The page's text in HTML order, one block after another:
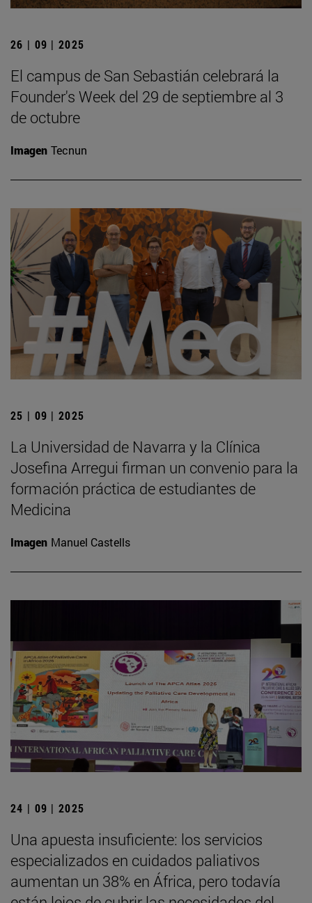
26 | 09 | 2025
El campus de San Sebastián celebrará la
Founder's Week del 29 de septiembre al 3
de octubre
Imagen Tecnun
25 | 09 | 2025
La Universidad de Navarra y la Clínica
Josefina Arregui firman un convenio para la
formación práctica de estudiantes de
Medicina
Imagen Manuel Castells
24 | 09 | 2025
Una apuesta insuficiente: los servicios
especializados en cuidados paliativos
aumentan un 38% en África, pero todavía